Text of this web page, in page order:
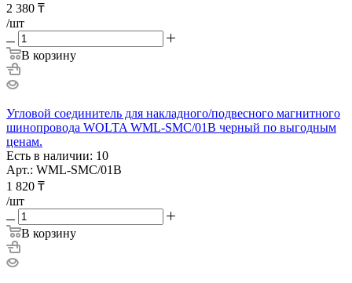
2 380 ₸
/шт
В корзину
Угловой соединитель для накладного/подвесного магнитного
шинопровода WOLTA WML-SMC/01B черный по выгодным
ценам.
Есть в наличии: 10
Арт.: WML-SMC/01B
1 820 ₸
/шт
В корзину